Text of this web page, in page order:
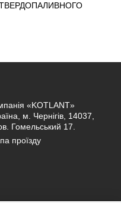
«KOTLANT»
м. Чернігів, 14037,
Гомельський 17.
проїзду